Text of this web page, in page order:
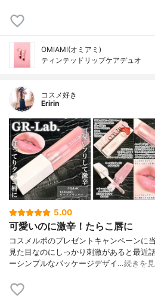
OMIAMI(オミアミ)
ティンテッドリップケアデュオ
コスメ好き
Eririn
5.00
可愛いのに激辛！たらこ唇に
コスメルポのプレゼントキャンペーンに
見た目なのにしっかり刺激があると最近
ーシンプルなパッケージデザイ…続きを